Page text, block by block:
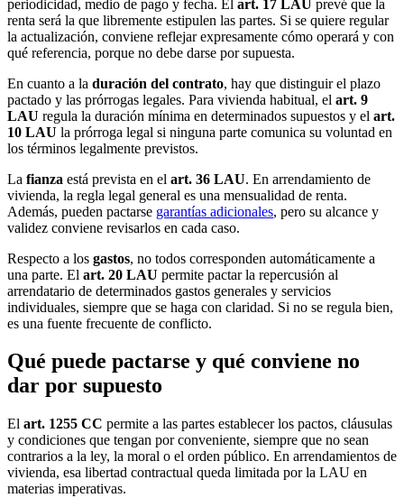
periodicidad, medio de pago y fecha. El art. 17 LAU prevé que la
renta será la que libremente estipulen las partes. Si se quiere regular
la actualización, conviene reflejar expresamente cómo operará y con
qué referencia, porque no debe darse por supuesta.
En cuanto a la duración del contrato, hay que distinguir el plazo
pactado y las prórrogas legales. Para vivienda habitual, el art. 9
LAU regula la duración mínima en determinados supuestos y el art.
10 LAU la prórroga legal si ninguna parte comunica su voluntad en
los términos legalmente previstos.
La fianza está prevista en el art. 36 LAU. En arrendamiento de
vivienda, la regla legal general es una mensualidad de renta.
Además, pueden pactarse garantías adicionales, pero su alcance y
validez conviene revisarlos en cada caso.
Respecto a los gastos, no todos corresponden automáticamente a
una parte. El art. 20 LAU permite pactar la repercusión al
arrendatario de determinados gastos generales y servicios
individuales, siempre que se haga con claridad. Si no se regula bien,
es una fuente frecuente de conflicto.
Qué puede pactarse y qué conviene no
dar por supuesto
El art. 1255 CC permite a las partes establecer los pactos, cláusulas
y condiciones que tengan por conveniente, siempre que no sean
contrarios a la ley, la moral o el orden público. En arrendamientos de
vivienda, esa libertad contractual queda limitada por la LAU en
materias imperativas.